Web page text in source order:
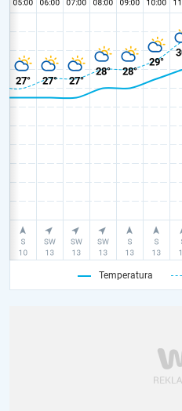
Temperatura